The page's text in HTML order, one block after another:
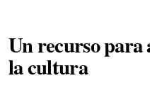
Un recurso para
la cultura